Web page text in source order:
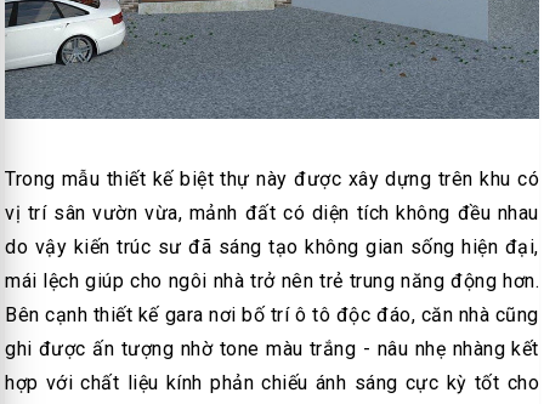
Trong mẫu thiết kế biệt thự này được xây dựng trên khu có
vị trí sân vườn vừa, mảnh đất có diện tích không đều nhau
do vậy kiến trúc sư đã sáng tạo không gian sống hiện đại,
mái lệch giúp cho ngôi nhà trở nên trẻ trung năng động hơn.
Bên cạnh thiết kế gara nơi bố trí ô tô độc đáo, căn nhà cũng
ghi được ấn tượng nhờ tone màu trắng - nâu nhẹ nhàng kết
hợp với chất liệu kính phản chiếu ánh sáng cực kỳ tốt cho